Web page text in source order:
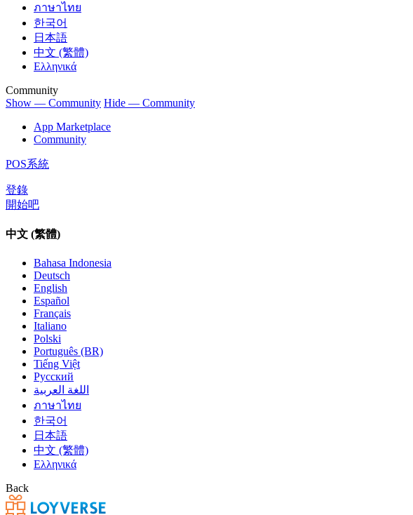
ภาษาไทย
한국어
日本語
中文 (繁體)
Ελληνικά
Community
Show — Community Hide — Community
App Marketplace
Community
POS系統
登錄
開始吧
中文 (繁體)
Bahasa Indonesia
Deutsch
English
Español
Français
Italiano
Polski
Português (BR)
Tiếng Việt
Русский
اللغة العربية
ภาษาไทย
한국어
日本語
中文 (繁體)
Ελληνικά
Back